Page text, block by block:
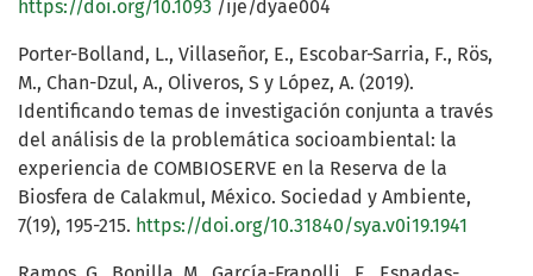
https://doi.org/10.1093 /ije/dyae004
Porter-Bolland, L., Villaseñor, E., Escobar-Sarria, F., Rös,
M., Chan-Dzul, A., Oliveros, S y López, A. (2019).
Identificando temas de investigación conjunta a través
del análisis de la problemática socioambiental: la
experiencia de COMBIOSERVE en la Reserva de la
Biosfera de Calakmul, México. Sociedad y Ambiente,
7(19), 195-215. https://doi.org/10.31840/sya.v0i19.1941